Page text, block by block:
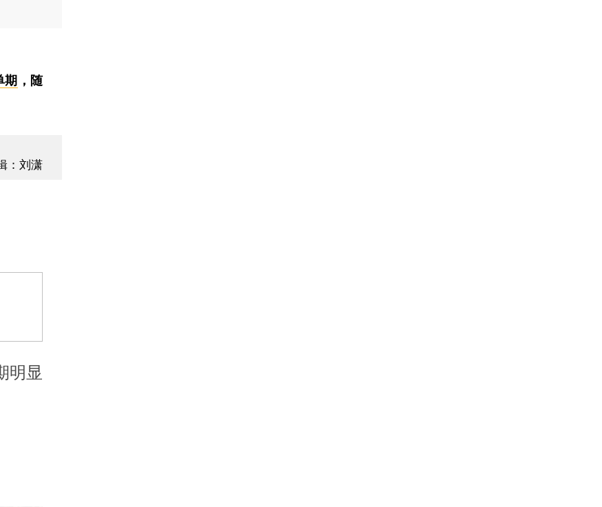
期 ，随
：刘潇
明显